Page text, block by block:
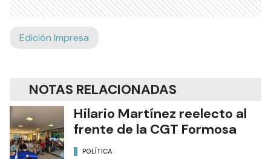
Edición Impresa
NOTAS RELACIONADAS
Hilario Martínez reelecto al
frente de la CGT Formosa
POLÍTICA